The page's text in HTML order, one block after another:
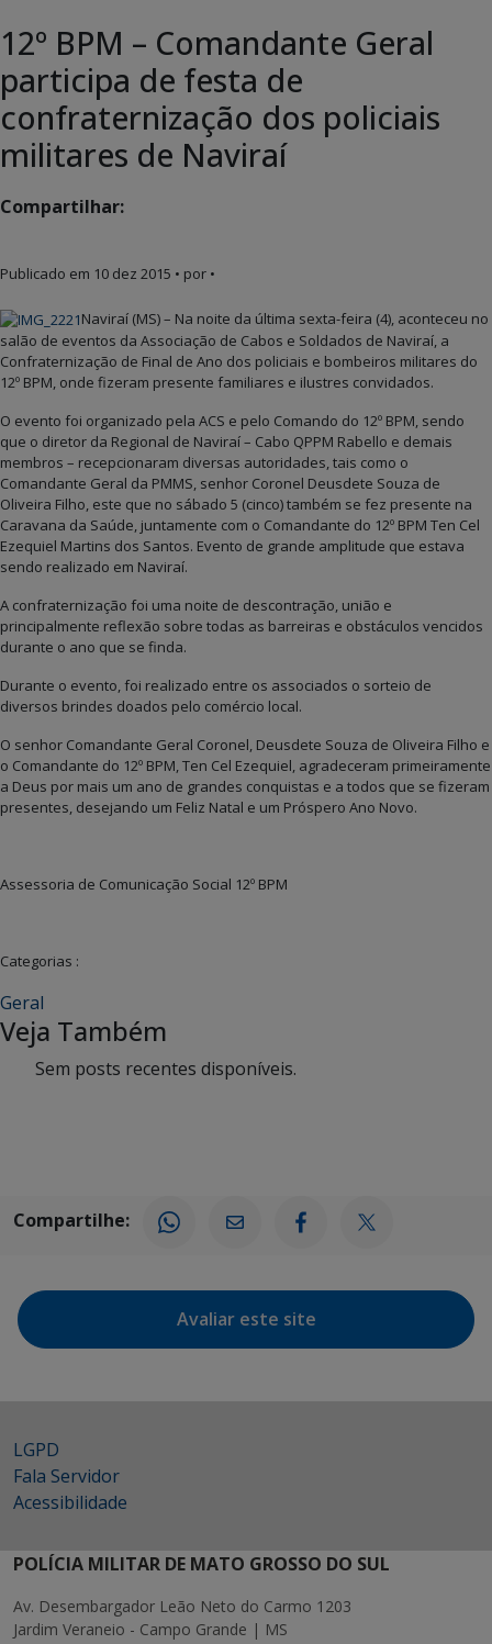
12º BPM – Comandante Geral
participa de festa de
confraternização dos policiais
militares de Naviraí
Compartilhar:
Publicado em 10 dez 2015 • por •
Naviraí (MS) – Na noite da última sexta-feira (4), aconteceu no
salão de eventos da Associação de Cabos e Soldados de Naviraí, a
Confraternização de Final de Ano dos policiais e bombeiros militares do
12º BPM, onde fizeram presente familiares e ilustres convidados.
O evento foi organizado pela ACS e pelo Comando do 12º BPM, sendo
que o diretor da Regional de Naviraí – Cabo QPPM Rabello e demais
membros – recepcionaram diversas autoridades, tais como o
Comandante Geral da PMMS, senhor Coronel Deusdete Souza de
Oliveira Filho, este que no sábado 5 (cinco) também se fez presente na
Caravana da Saúde, juntamente com o Comandante do 12º BPM Ten Cel
Ezequiel Martins dos Santos. Evento de grande amplitude que estava
sendo realizado em Naviraí.
A confraternização foi uma noite de descontração, união e
principalmente reflexão sobre todas as barreiras e obstáculos vencidos
durante o ano que se finda.
Durante o evento, foi realizado entre os associados o sorteio de
diversos brindes doados pelo comércio local.
O senhor Comandante Geral Coronel, Deusdete Souza de Oliveira Filho e
o Comandante do 12º BPM, Ten Cel Ezequiel, agradeceram primeiramente
a Deus por mais um ano de grandes conquistas e a todos que se fizeram
presentes, desejando um Feliz Natal e um Próspero Ano Novo.
Assessoria de Comunicação Social 12º BPM
Categorias :
Geral
Veja Também
Sem posts recentes disponíveis.
Compartilhe:
Avaliar este site
LGPD
Fala Servidor
Acessibilidade
POLÍCIA MILITAR DE MATO GROSSO DO SUL
Av. Desembargador Leão Neto do Carmo 1203
Jardim Veraneio - Campo Grande | MS